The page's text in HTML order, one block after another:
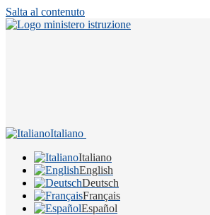
Salta al contenuto
Italiano
Italiano
English
Deutsch
Français
Español